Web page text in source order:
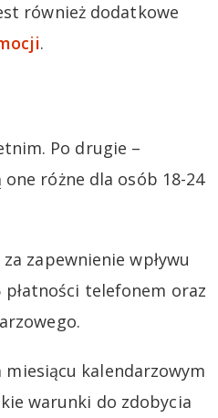
również dodatkowe
.
Po drugie –
różne dla osób 18-24
zapewnienie wpływu
telefonem oraz
miesiącu kalendarzowym
warunki do zdobycia